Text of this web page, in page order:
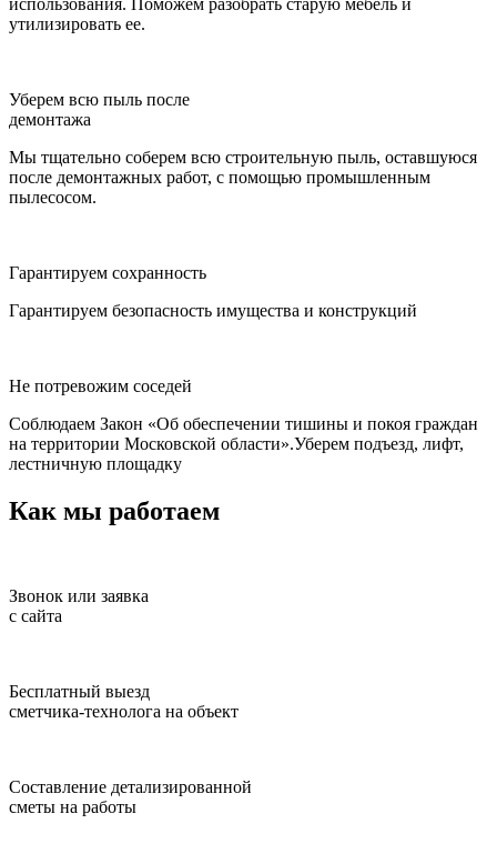
утилизировать ее.
Уберем всю пыль после
демонтажа
Мы тщательно соберем всю строительную пыль, оставшуюся
после демонтажных работ, с помощью промышленным
пылесосом.
Гарантируем сохранность
Гарантируем безопасность имущества и конструкций
Не потревожим соседей
Соблюдаем Закон «Об обеспечении тишины и покоя граждан
на территории Московской области».Уберем подъезд, лифт,
лестничную площадку
Как мы работаем
Звонок или заявка
с сайта
Бесплатный выезд
сметчика-технолога на объект
Составление детализированной
сметы на работы